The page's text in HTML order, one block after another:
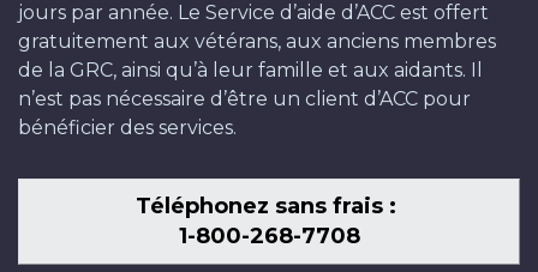
jours par année. Le Service d’aide d’ACC est offert
gratuitement aux vétérans, aux anciens membres
de la GRC, ainsi qu’à leur famille et aux aidants. Il
n’est pas nécessaire d’être un client d’ACC pour
bénéficier des services.
Téléphonez sans frais :
1-800-268-7708